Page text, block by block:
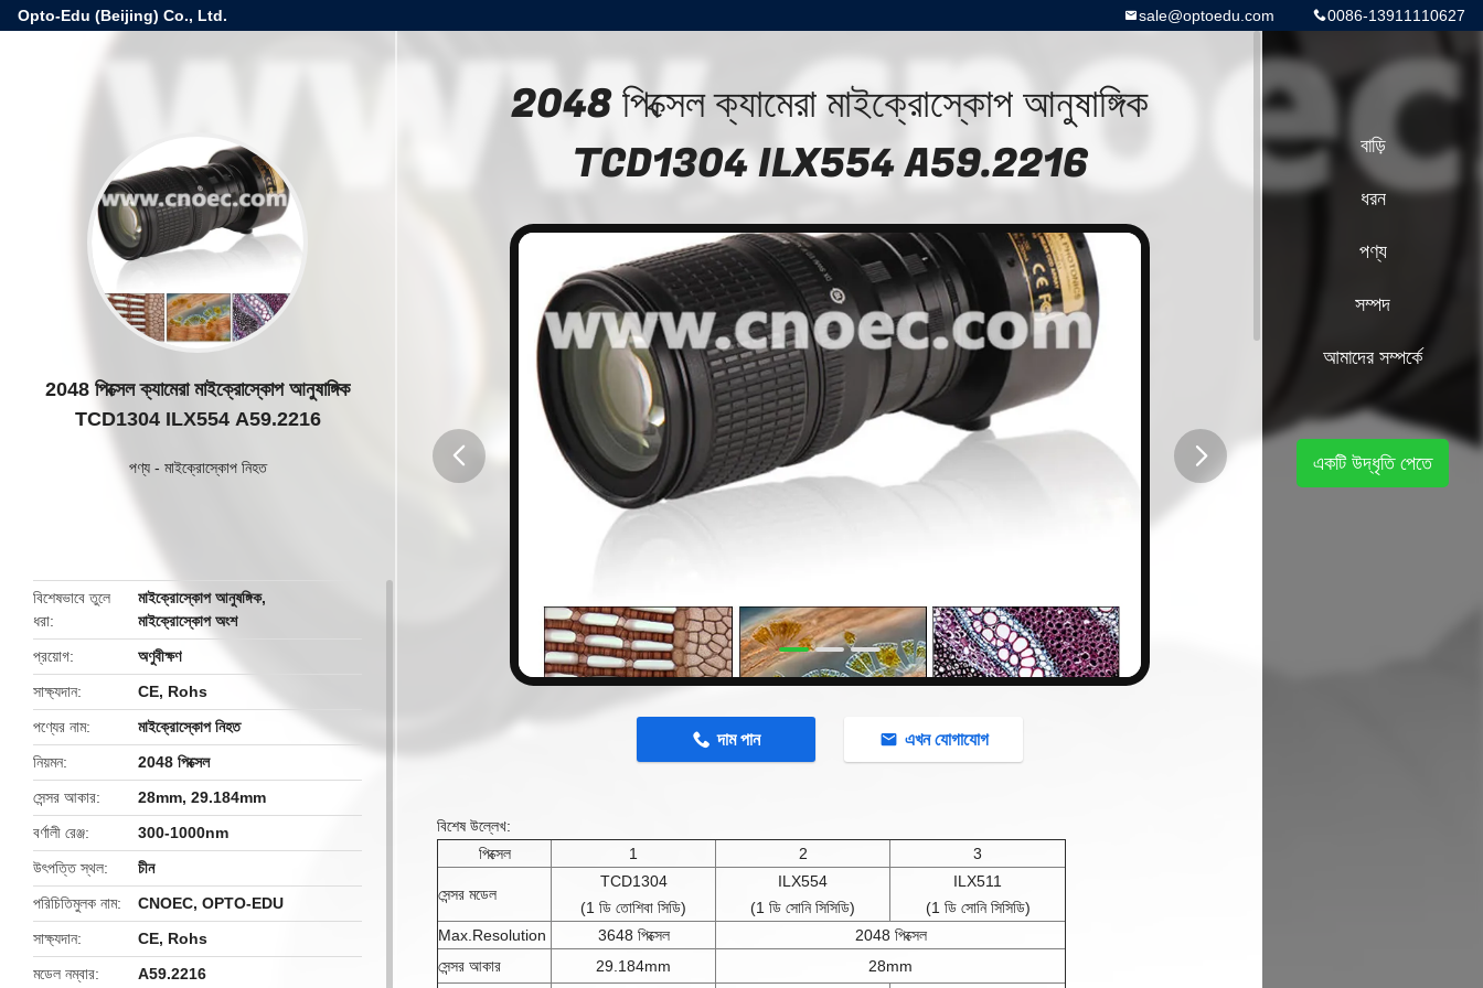
Opto-Edu (Beijing) Co., Ltd. 0086-13911110627
sale@optoedu.com
2048 পিক্সেল ক্যামেরা মাইক্রোস্কোপ আনুষাঙ্গিক
TCD1304 ILX554 A59.2216
পণ্য- মাইক্রোস্কোপ নিহত
বিশেষভাবে তুলে
ধরা
মাইক্রোস্কোপ আনুষঙ্গিক,
মাইক্রোস্কোপ অংশ
প্রয়োগ
অণুবীক্ষণ
সাক্ষ্যদান
CE, Rohs
পণ্যের নাম
মাইক্রোস্কোপ নিহত
নিয়মন
2048 পিক্সেল
সেন্সর আকার
28mm, 29.184mm
বর্ণালী রেঞ্জ
300-1000nm
উৎপত্তি স্থল
চীন
পরিচিতিমুলক নাম
CNOEC, OPTO-EDU
সাক্ষ্যদান
CE, Rohs
মডেল নম্বার
A59.2216
2048 পিক্সেল ক্যামেরা মাইক্রোস্কোপ আনুষাঙ্গিক
TCD1304 ILX554 A59.2216
button
দাম পান এখন যোগাযোগ
বিশেষ উল্লেখ:
পিক্সেল
1 2 3
সেন্সর মডেল
TCD1304
(1 ডি তোশিবা সিডি)
ILX554
(1 ডি সোনি সিসিডি)
ILX511
(1 ডি সোনি সিসিডি)
Max.Resolution
3648 পিক্সেল
2048 পিক্সেল
সেন্সর আকার
29.184mm 28mm
বাড়ি
ধরন
পণ্য
সম্পদ
আমাদের সম্পর্কে
একটি উদ্ধৃতি পেতে